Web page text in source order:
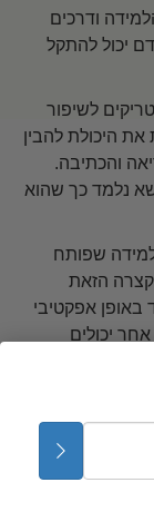
ודרכים
יכול להתקל
לשיפור
היכולת להבין
והכתיבה.
נלמד כך שהוא
שפותח
הזאת
אפקטיבי
יכולים